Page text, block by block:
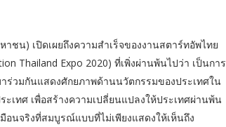
น) เปิดเผยถึงความสำเร็จของงานสตาร์ทอัพไทย
Thailand Expo 2020) ที่เพิ่งผ่านพ้นไปว่า เป็นการ
วมกันแสดงศักยภาพด้านนวัตกรรมของประเทศใน
ะเทศ เพื่อสร้างความเปลี่ยนแปลงให้ประเทศผ่านพ้น
อนจริงที่สมบูรณ์แบบที่ไม่เพียงแสดงให้เห็นถึง